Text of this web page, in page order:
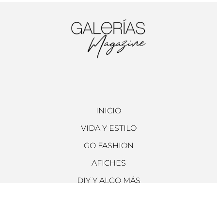
INICIO
VIDA Y ESTILO
GO FASHION
AFICHES
DIY Y ALGO MÁS